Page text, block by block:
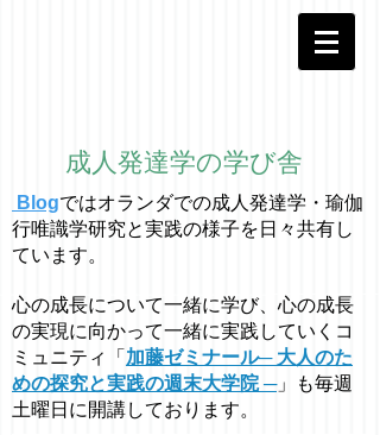
成人発達学の学び舎
Blogではオラ ンダでの成人発達学・ 瑜伽
行唯識学研究と実践の様子を日々共有し
ています。
心の成長について一緒に学び、心の成長
の実現に向かって一緒に実践していくコ
ミュニティ「 加藤ゼミナール─ 大人のた
めの探究と実践の週末大学院 ─」も毎週
土曜日に開講しております。